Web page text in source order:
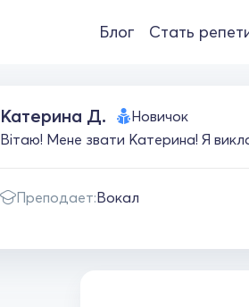
Блог Стать
Катерина Д.
Новичок
Вітаю! Мене звати Катерина! Я
Преподает:Вокал